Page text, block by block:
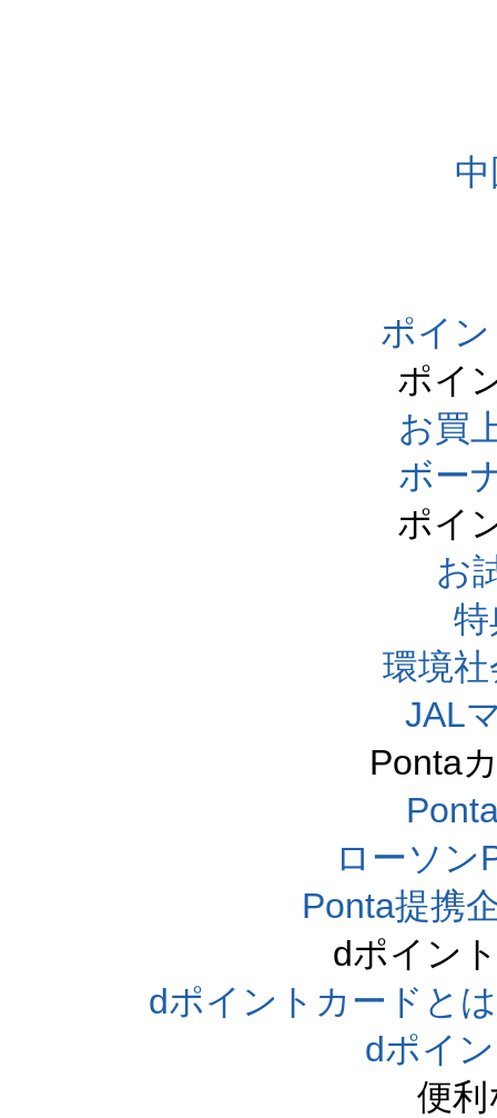
ポイ
ポイ
お買
ボー
ポイ
お
環境
JAL
Ponta
ローソン
Ponta提携
dポイン
dポイントカードと
dポイ
便